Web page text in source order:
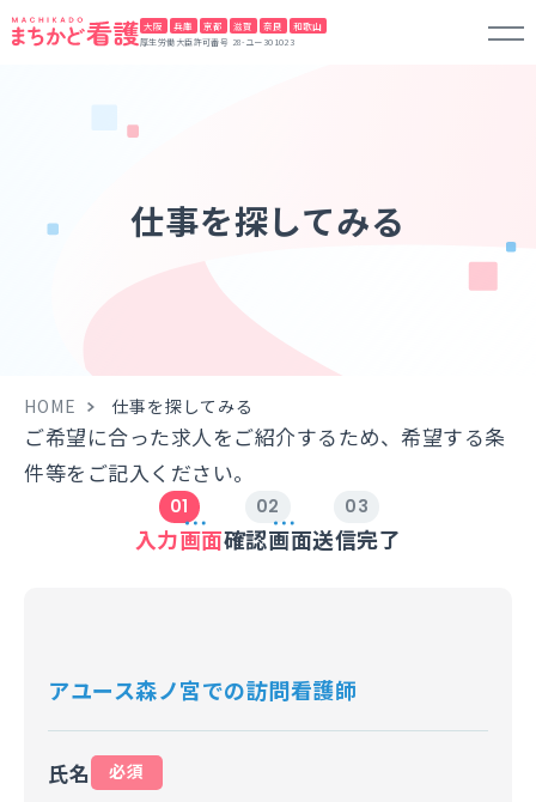
大阪 兵庫 京都 滋賀 奈良 和歌山
厚生労働大臣許可番号 28-ユー301023
仕事を探してみる
HOME 仕事を探してみる
ご希望に合った求人をご紹介するため、希望する条
件等をご記入ください。
入力画面確認画面送信完了
アユース森ノ宮での訪問看護師
氏名 必須